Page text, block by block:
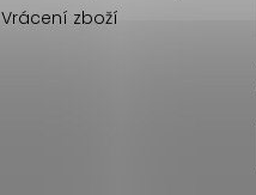
Vrácení zboží